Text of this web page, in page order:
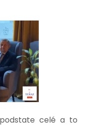
celé a to